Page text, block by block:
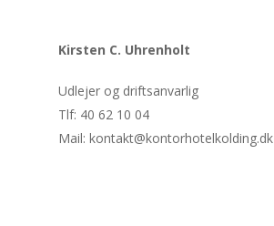
Kirsten C. Uhrenholt
Udlejer og driftsanvarlig
Tlf: 40 62 10 04
Mail: kontakt@kontorhotelkolding.dk